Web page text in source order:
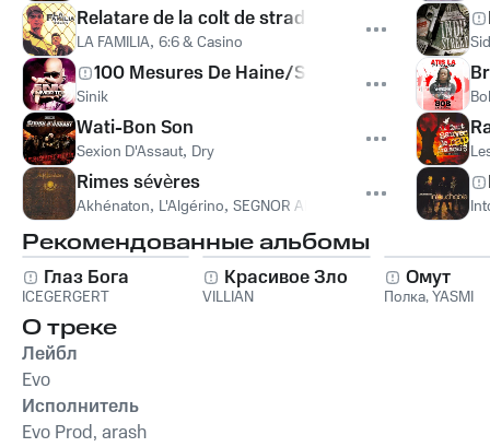
Relatare de la colt de strada
LA FAMILIA, 6:6 & Casino
100 Mesures De Haine/Soldat Du Beton
Sinik
Wati-Bon Son
Sexion D'Assaut, Dry
Rimes sévères
Akhénaton, L'Algérino, SEGNOR ALONZO
Рекомендованные альбомы
Глаз Бога
ICEGERGERT
Красивое Зло
VILLIAN
Омут
Полка,YASMI
О треке
Лейбл
Evo
Исполнитель
Evo Prod, arash